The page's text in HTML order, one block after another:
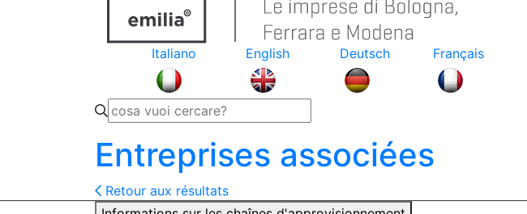
Italiano
English Deutsch Français
Entreprises associées
Retour aux résultats